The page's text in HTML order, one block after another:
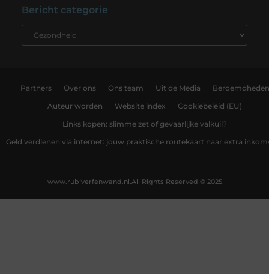
Bericht categorie
Partners Over ons Ons team Uit de Media Beroemdheden
Auteur worden Website index Cookiebeleid (EU)
Links kopen: slimme zet of gevaarlijke valkuil?
Geld verdienen via internet: jouw praktische routekaart naar extra
All Rights Reserved © 2025
www.rubiverfenwand.nl.